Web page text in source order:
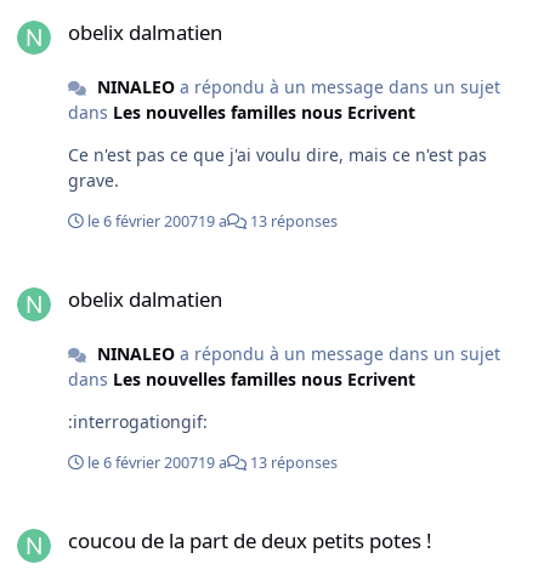
obelix dalmatien
NINALEOa répondu à un message dans un sujet
dans Les nouvelles familles nous Ecrivent
Ce n'est pas ce que j'ai voulu dire, mais ce n'est pas
grave.
le 6 février 200719 a 13 réponses
obelix dalmatien
NINALEOa répondu à un message dans un sujet
dans Les nouvelles familles nous Ecrivent
:interrogationgif:
le 6 février 200719 a 13 réponses
coucou de la part de deux petits potes !